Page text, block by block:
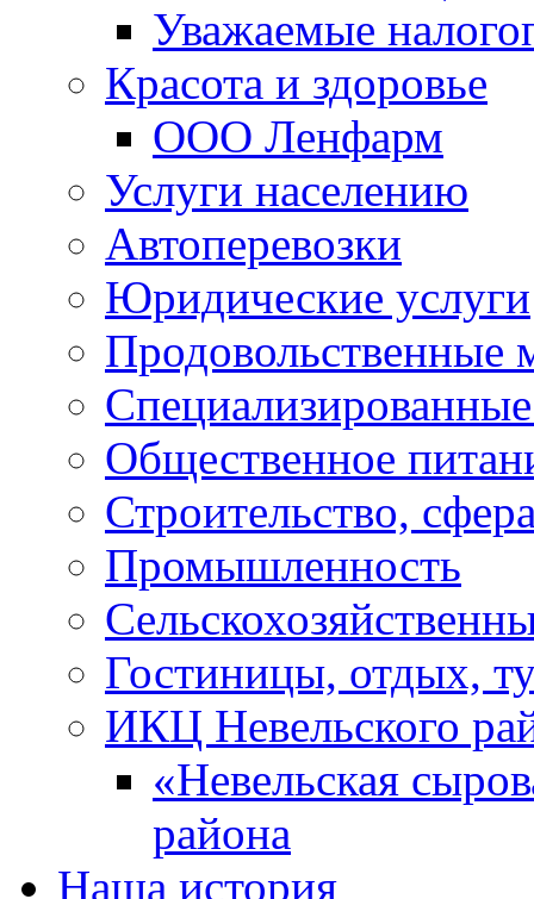
Уважаемые
Красота и здоровье
ООО Ленфарм
Услуги населению
Автоперевозки
Юридические услуги
Продовольственные
Общественное
Строительство,
Промышленность
Гостиницы, отдых,
ИКЦ Невельского
«Невельская
района
Наша история